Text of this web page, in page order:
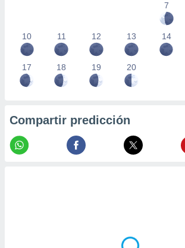
7
10 11 12 13 14
17 18 19 20
Compartir predicción